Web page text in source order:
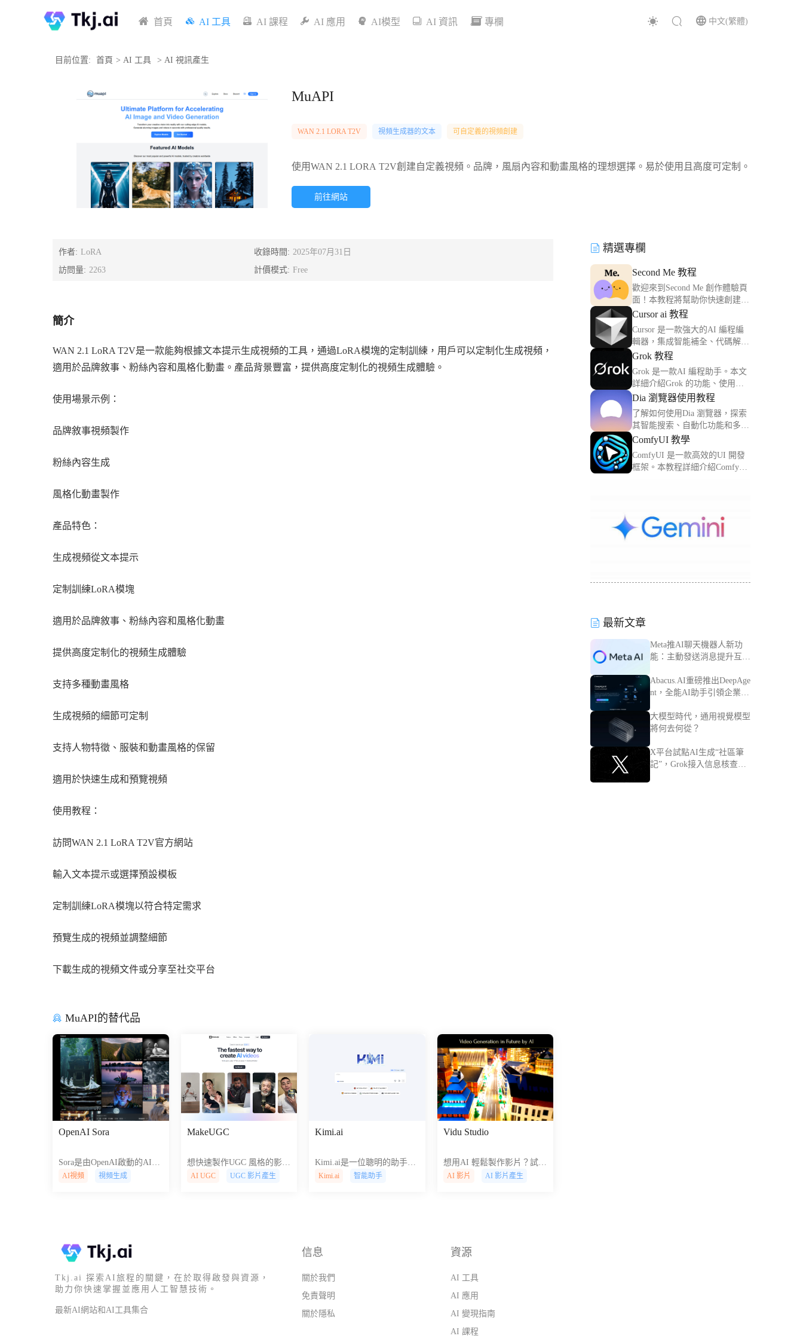
首頁 AI 工具 AI 課程 AI 應用 AI模型 AI 資訊 專欄 中文(繁體)
目前位置: 首頁 > AI 工具 > AI 視訊產生
MuAPI
WAN 2.1 LORA T2V 視頻生成器的文本 可自定義的視頻創建
使用WAN 2.1 LORA T2V創建自定義視頻。品牌，風扇內容和動畫風格的理想選擇。易於使用且高度可定制。
前往網站
作者: LoRA 收錄時間: 2025年07月31日
訪問量: 2263 計價模式: Free
簡介
WAN 2.1 LoRA T2V是一款能夠根據文本提示生成視頻的工具，通過LoRA模塊的定制訓練，用戶可以定制化生成視頻，
適用於品牌敘事、粉絲內容和風格化動畫。產品背景豐富，提供高度定制化的視頻生成體驗。
使用場景示例：
品牌敘事視頻製作
粉絲內容生成
風格化動畫製作
產品特色：
生成視頻從文本提示
定制訓練LoRA模塊
適用於品牌敘事、粉絲內容和風格化動畫
提供高度定制化的視頻生成體驗
支持多種動畫風格
生成視頻的細節可定制
支持人物特徵、服裝和動畫風格的保留
適用於快速生成和預覽視頻
使用教程：
訪問WAN 2.1 LoRA T2V官方網站
輸入文本提示或選擇預設模板
定制訓練LoRA模塊以符合特定需求
預覽生成的視頻並調整細節
下載生成的視頻文件或分享至社交平台
MuAPI的替代品
OpenAI Sora
Sora是由OpenAI啟動的AI視
頻生成模型，它可以根據用
AI視頻 視頻生成
MakeUGC
想快速製作UGC 風格的影片
廣告？試試MakeUGC ！ AI
AI UGC UGC 影片產生
Kimi.ai
Kimi.ai是一位聰明的助手，
可以快速閱讀最多200,000個
Kimi.ai 智能助手
Vidu Studio
想用AI 輕鬆製作影片？試試
Vidu Studio ！只需輸入文字
AI 影片 AI 影片產生
精選專欄
Second Me 教程
歡迎來到Second Me 創作體驗頁
面！本教程將幫助你快速創建並
優化你的第二個數字身份。
Cursor ai 教程
Cursor 是一款強大的AI 編程編
輯器，集成智能補全、代碼解釋
與調試功能。本文詳解Cursor 的
核心功能與使用方法。
Grok 教程
Grok 是一款AI 編程助手。本文
詳細介紹Grok 的功能、使用方
法及實用技巧，助你提升編程效
率。
Dia 瀏覽器使用教程
了解如何使用Dia 瀏覽器，探索
其智能搜索、自動化功能和多任
務整合，讓你的上網體驗更加高
ComfyUI 教學
ComfyUI 是一款高效的UI 開發
框架。本教程詳細介紹ComfyUI
最新文章
Meta推AI聊天機器人新功
能：主動發送消息提升互動
Abacus.AI重磅推出DeepAge
nt，全能AI助手引領企業智
大模型時代，通用視覺模型
將何去何從？
X平台試點AI生成“社區筆
記”，Grok接入信息核查流
Tkj.ai 探索AI旅程的關鍵，在於取得啟發與資源，
助力你快速掌握並應用人工智慧技術。
最新AI網站和AI工具集合
信息
關於我們
免責聲明
關於隱私
資源
AI 工具
AI 應用
AI 變現指南
AI 課程